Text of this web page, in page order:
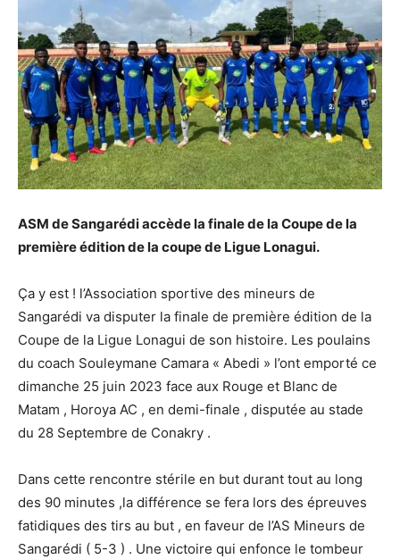
ASM de Sangarédi accède la finale de la Coupe de la
première édition de la coupe de Ligue Lonagui.
Ça y est ! l’Association sportive des mineurs de
Sangarédi va disputer la finale de première édition de la
Coupe de la Ligue Lonagui de son histoire. Les poulains
du coach Souleymane Camara « Abedi » l’ont emporté ce
dimanche 25 juin 2023 face aux Rouge et Blanc de
Matam , Horoya AC , en demi-finale , disputée au stade
du 28 Septembre de Conakry .
Dans cette rencontre stérile en but durant tout au long
des 90 minutes ,la différence se fera lors des épreuves
fatidiques des tirs au but , en faveur de l’AS Mineurs de
Sangarédi ( 5-3 ) . Une victoire qui enfonce le tombeur